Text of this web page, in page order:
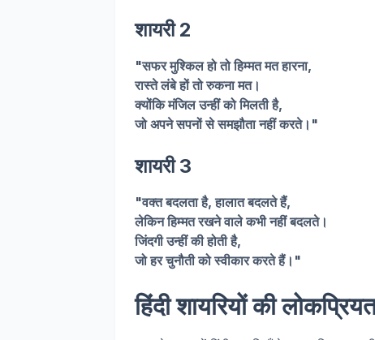
शायरी 2
"सफर मुश्किल हो तो हिम्मत मत हारना,
रास्ते लंबे हों तो रुकना मत।
क्योंकि मंजिल उन्हीं को मिलती है,
जो अपने सपनों से समझौता नहीं करते।"
शायरी 3
"वक्त बदलता है, हालात बदलते हैं,
लेकिन हिम्मत रखने वाले कभी नहीं बदलते।
जिंदगी उन्हीं की होती है,
जो हर चुनौती को स्वीकार करते हैं।"
हिंदी शायरियों की